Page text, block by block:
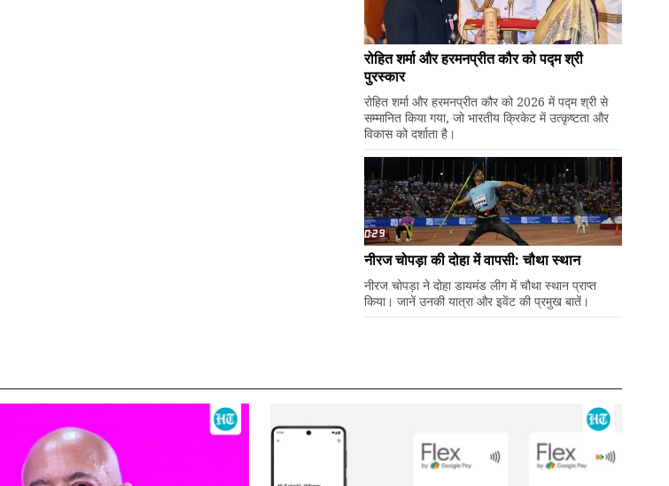
रोहित शर्मा और हरमनप्रीत कौर को पद्म श्री
पुरस्कार
रोहित शर्मा और हरमनप्रीत कौर को 2026 में पद्म श्री से
सम्मानित किया गया, जो भारतीय क्रिकेट में उत्कृष्टता और
विकास को दर्शाता है।
नीरज चोपड़ा की दोहा में वापसी: चौथा स्थान
नीरज चोपड़ा ने दोहा डायमंड लीग में चौथा स्थान प्राप्त
किया। जानें उनकी यात्रा और इवेंट की प्रमुख बातें।